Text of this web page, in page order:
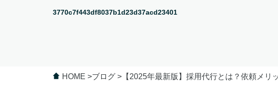
3770c7f443df8037b1d23d37acd23401
HOME ブログ 【2025年最新版】採用代行とは？依頼メリ